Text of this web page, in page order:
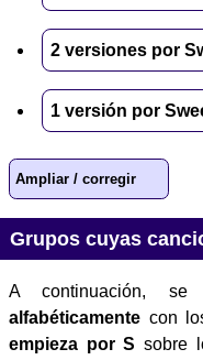
2 versiones por
1 versión por
Ampliar / corregir
Grupos cuyas
A continuación,
alfabéticamente con
empieza por S sobre